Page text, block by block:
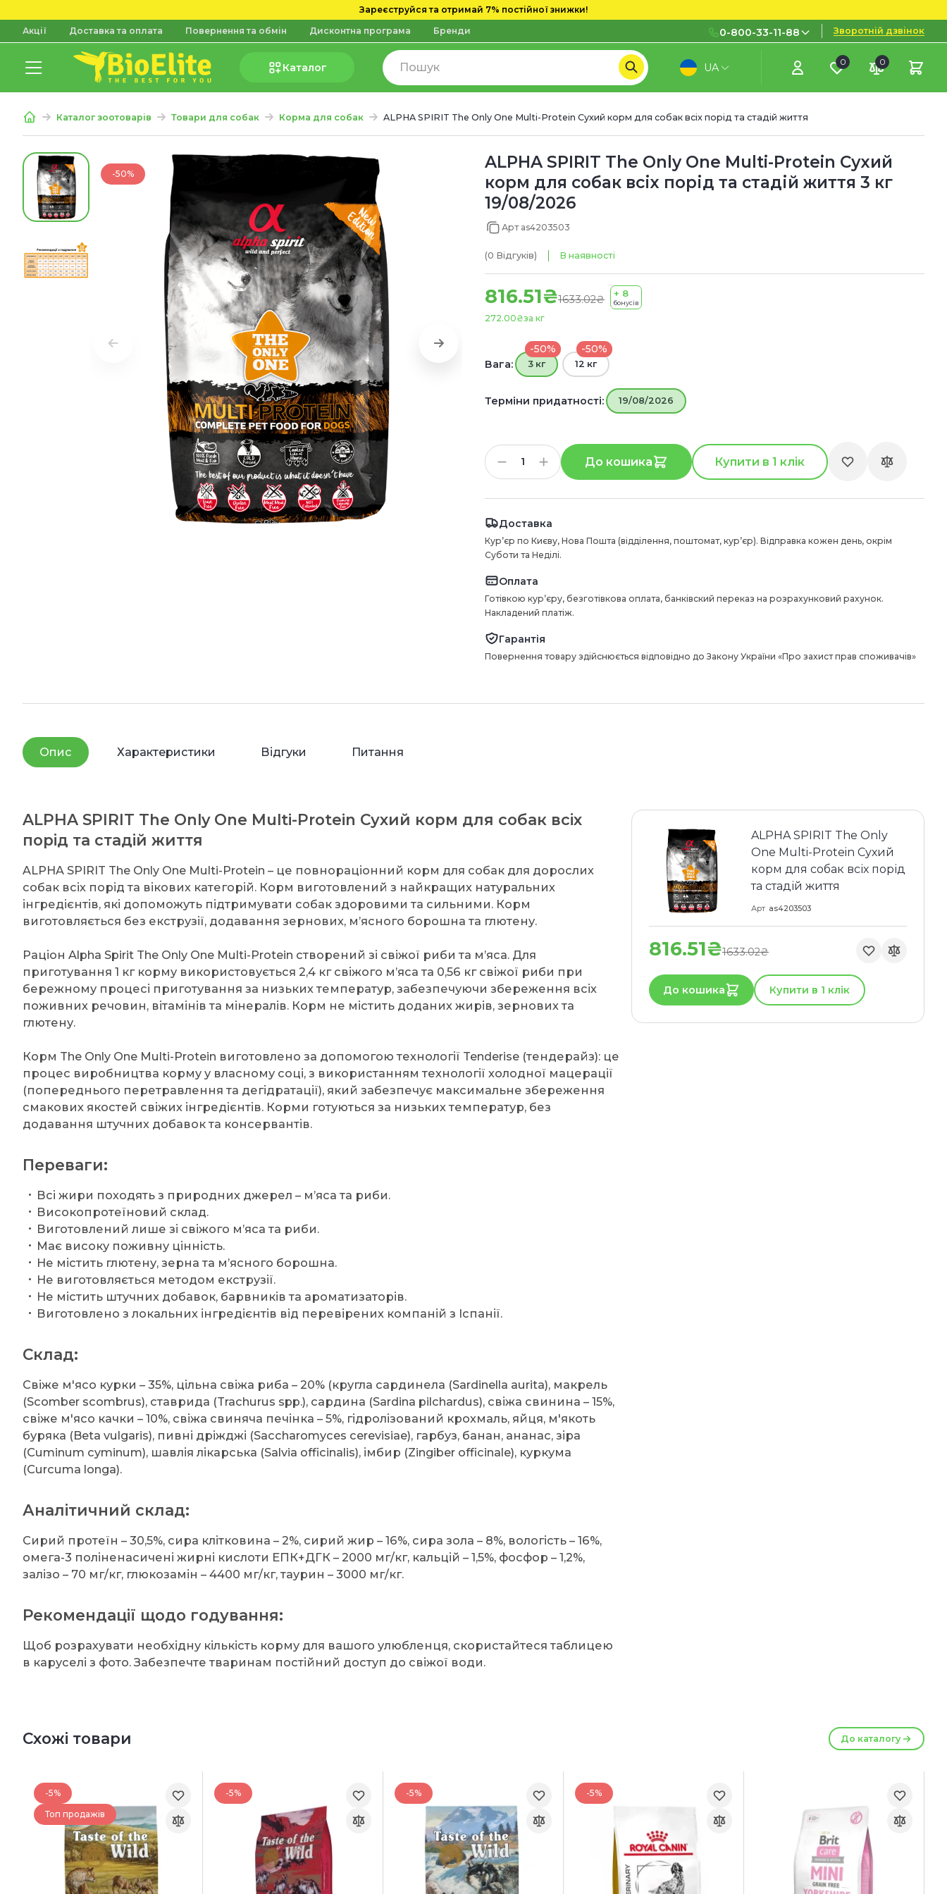
Зареєструйся та отримай 7% постійної знижки!
Акції Доставка та оплата Повернення та обмін Дисконтна програма Бренди 0-800-33-11-88
0-800-33-11-88
Безкоштовно з міських і
(097) 133 11 88
(095) 133 11 88
(073) 133 11 88
Зворотній дзвінок
Каталог UA 0 0
Каталог зоотоварів Товари для собак Корма для собак ALPHA SPIRIT The Only One Multi-Protein Сухий корм для собак всіх порід та стадій життя
-50%
ALPHA SPIRIT The Only One Multi-Protein Сухий
корм для собак всіх порід та стадій життя 3 кг
19/08/2026
Арт as4203503
(0 Відгуків) В наявності
816.51₴1633.02₴
за кг
272.00₴
+ 8
бонусів
Вага:
-50%
3 кг
-50%
12 кг
Терміни придатності: 19/08/2026
До кошика Купити в 1 клік
Доставка
Курʼєр по Києву, Нова Пошта (відділення, поштомат, курʼєр). Відправка кожен день, окрім
Суботи та Неділі.
Оплата
Готівкою курʼєру, безготівкова оплата, банківский переказ на розрахунковий рахунок.
Накладений платіж.
Гарантія
Повернення товару здійснюється відповідно до Закону України «Про захист прав споживачів»
Опис Характеристики Відгуки Питання
ALPHA SPIRIT The Only One Multi-Protein Сухий корм для собак всіх
порід та стадій життя
ALPHA SPIRIT The Only One Multi-Protein – це повнораціонний корм для собак для дорослих
собак всіх порід та вікових категорій. Корм виготовлений з найкращих натуральних
інгредієнтів, які допоможуть підтримувати собак здоровими та сильними. Корм
виготовляється без екструзії, додавання зернових, м’ясного борошна та глютену.
Раціон Alpha Spirit The Only One Multi-Protein створений зі свіжої риби та м’яса. Для
приготування 1 кг корму використовується 2,4 кг свіжого м’яса та 0,56 кг свіжої риби при
бережному процесі приготування за низьких температур, забезпечуючи збереження всіх
поживних речовин, вітамінів та мінералів. Корм не містить доданих жирів, зернових та
глютену.
Корм The Only One Multi-Protein виготовлено за допомогою технології Tenderise (тендерайз): це
процес виробництва корму у власному соці, з використанням технології холодної мацерації
(попереднього перетравлення та дегідратації), який забезпечує максимальне збереження
смакових якостей свіжих інгредієнтів. Корми готуються за низьких температур, без
додавання штучних добавок та консервантів.
Переваги:
Всі жири походять з природних джерел – м’яса та риби.
Високопротеїновий склад.
Виготовлений лише зі свіжого м’яса та риби.
Має високу поживну цінність.
Не містить глютену, зерна та м’ясного борошна.
Не виготовляється методом екструзії.
Не містить штучних добавок, барвників та ароматизаторів.
Виготовлено з локальних інгредієнтів від перевірених компаній з Іспанії.
Склад:
Свіже м'ясо курки – 35%, цільна свіжа риба – 20% (кругла сардинела (Sardinella aurita), макрель
(Scomber scombrus), ставрида (Trachurus spp.), сардина (Sardina pilchardus), свіжа свинина – 15%,
свіже м'ясо качки – 10%, свіжа свиняча печінка – 5%, гідролізований крохмаль, яйця, м'якоть
буряка (Beta vulgaris), пивні дріжджі (Saccharomyces cerevisiae), гарбуз, банан, ананас, зіра
(Cuminum cyminum), шавлія лікарська (Salvia officinalis), імбир (Zingiber officinale), куркума
(Curcuma longa).
Аналітичний склад:
Сирий протеїн – 30,5%, сира клітковина – 2%, сирий жир – 16%, сира зола – 8%, вологість – 16%,
омега-3 поліненасичені жирні кислоти ЕПК+ДГК – 2000 мг/кг, кальцій – 1,5%, фосфор – 1,2%,
залізо – 70 мг/кг, глюкозамін – 4400 мг/кг, таурин – 3000 мг/кг.
Рекомендації щодо годування:
Щоб розрахувати необхідну кількість корму для вашого улюбленця, скористайтеся таблицею
в каруселі з фото. Забезпечте тваринам постійний доступ до свіжої води.
ALPHA SPIRIT The Only
One Multi-Protein Сухий
корм для собак всіх порід
та стадій життя
Арт as4203503
816.51₴1633.02₴
До кошика Купити в 1 клік
Схожі товари До каталогу
-5%
Топ продажів
-5% -5% -5%